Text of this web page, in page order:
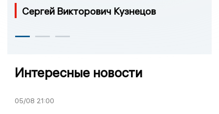
Сергей Викторович Кузнецов
Интересные новости
05/08 21:00